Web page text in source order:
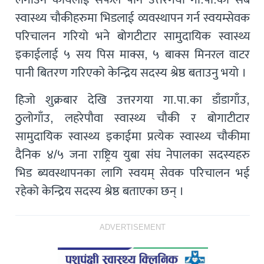
स्वास्थ्य चौकीहरुमा भिडलाई व्यवस्थापन गर्न स्वयम्सेवक
परिचालन गरियो भने बोगटीटार सामुदायिक स्वास्थ्य
इकाईलाई ५ सय पिस माक्स, ५ बाक्स मिनरल वाटर
पानी बितरण गरिएको केन्द्रिय सदस्य श्रेष्ठ बताउनु भयो ।
हिजो शुक्रबार देखि उत्तरगया गा.पा.का डाँडागाँउ,
ठुलोगाँउ, लहरेपौवा स्वास्थ्य चौकी र बोगाटीटार
सामुदायिक स्वास्थ्य इकाईमा प्रत्येक स्वास्थ्य चौकीमा
दैनिक ४/५ जना राष्ट्रिय युबा संघ नेपालका सदस्यहरु
भिड ब्यवस्थापनका लागि स्वयम् सेवक परिचालन भई
रहेको केन्द्रिय सदस्य श्रेष्ठ बताएका छन् ।
ADVERTISEMENT